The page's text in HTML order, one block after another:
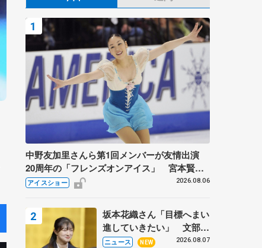
中野友加里さんら第1回メンバーが友情出演
20周年の「フレンズオンアイス」 宮本賢二
さん、有川梨絵さん、田村岳斗さんも
アイスショー 2026.08.06
坂本花織さん「目標へまい
進していきたい」 文部科
学省スポーツ表彰式で代表
ニュース NEW 2026.08.07